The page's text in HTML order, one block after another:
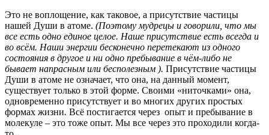
Это не воплощение, как таковое, а присутствие частицы
нашей Души в атоме. (Поэтому мудрецы и говорили, что мы
все есть одно единое целое. Наше присутствие есть всегда и
во всём. Наши энергии бесконечно перетекают из одного
состояния в другое и ни одно пребывание в чём-либо не
бывает напрасным или бесполезным ). Присутствие частицы
Души в атоме не означает, что она, на данный момент,
существует только в этой форме. Своими «ниточками» она,
одновременно присутствует и во многих других простых
формах жизни. Всё постигается через опыт и пребывание в
молекуле – это тоже опыт. Мы все через это проходили когда-